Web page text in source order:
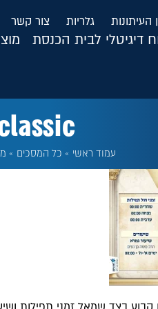
העיתונות גלריות צור קשר
דיגיטלי לבית הכנסת
עמוד ראשי » כל המסכים »